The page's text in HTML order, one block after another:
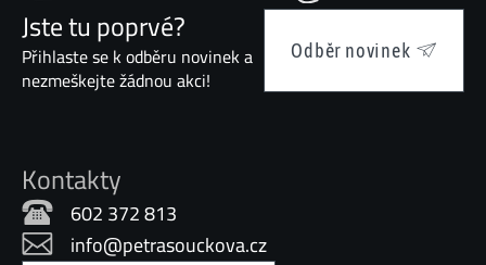
Jste tu poprvé?
Přihlaste se k odběru novinek a
nezmeškejte žádnou akci!
Odběr novinek
Kontakty
602 372 813
info@petrasouckova.cz